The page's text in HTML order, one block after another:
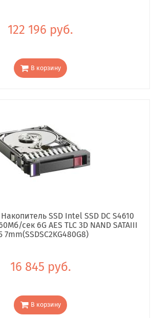
122 196 руб.
В корзину
SSD Intel SSD DC S4610
сек 6G AES TLC 3D NAND SATAIII
7mm(SSDSC2KG480G8)
16 845 руб.
В корзину